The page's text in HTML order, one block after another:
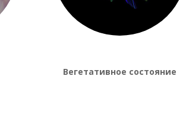
Вегетативное состояние